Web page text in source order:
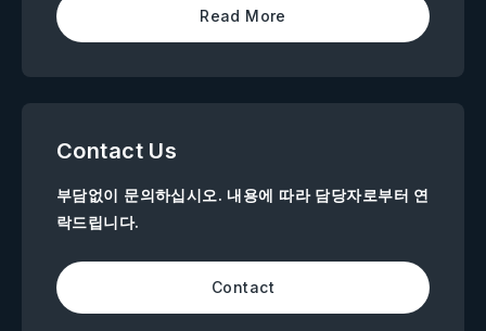
Read More
Contact Us
부담없이 문의하십시오. 내용에 따라 담당자로부터 연
락드립니다.
Contact